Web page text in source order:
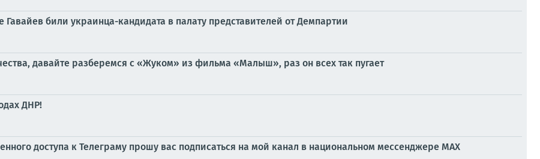
били украинца-кандидата в палату представителей от Демпартии
давайте разберемся с «Жуком» из фильма «Малыш», раз он всех так пугает
ДНР!
доступа к Телеграму прошу вас подписаться на мой канал в национальном мессенджере МАХ